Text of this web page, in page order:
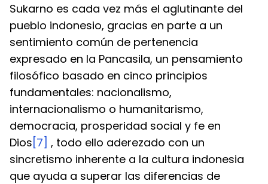
Sukarno es cada vez más el aglutinante del
pueblo indonesio, gracias en parte a un
sentimiento común de pertenencia
expresado en la Pancasila, un pensamiento
filosófico basado en cinco principios
fundamentales: nacionalismo,
internacionalismo o humanitarismo,
democracia, prosperidad social y fe en
Dios [7] , todo ello aderezado con un
sincretismo inherente a la cultura indonesia
que ayuda a superar las diferencias de